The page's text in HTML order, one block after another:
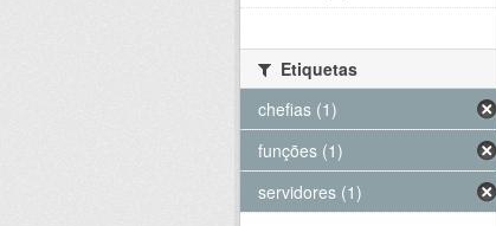
Etiquetas
chefias (1)
funções (1)
servidores (1)